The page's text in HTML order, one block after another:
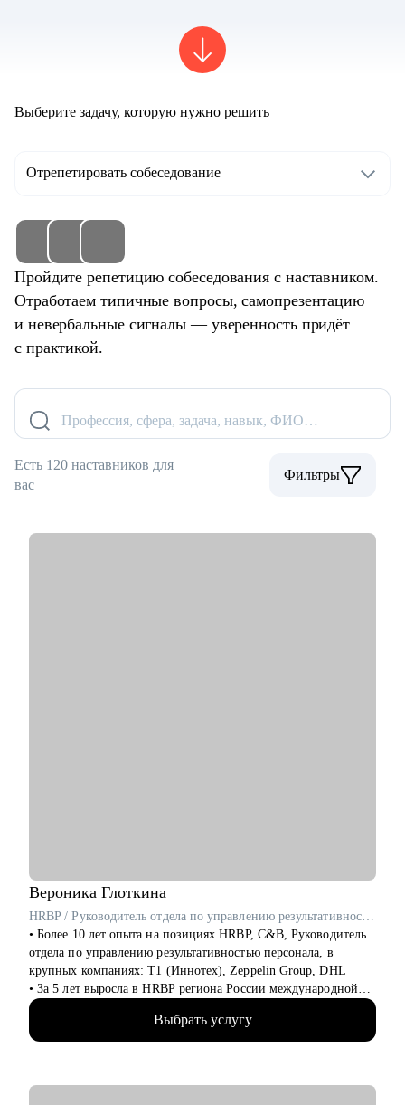
Выберите задачу, которую нужно решить
Отрепетировать собеседование
Пройдите репетицию собеседования с наставником.
Отработаем типичные вопросы, самопрезентацию
и невербальные сигналы — уверенность придёт
с практикой.
Профессия, сфера, задача, навык, ФИО…
Есть 120 наставников для
вас
Фильтры
Вероника Глоткина
HRBP / Руководитель отдела по управлению результативностью персонала / ex-T1 Иннотех, DHL, Zeppelin Group
• Более 10 лет опыта на позициях HRBP, C&B, Руководитель
отдела по управлению результативностью персонала, в
крупных компаниях: Т1 (Иннотех), Zeppelin Group, DHL
• За 5 лет выросла в HRBP региона России международной
компании
• Я знаю, какие навыки и знания необходимы для успешного
карьерного роста в продажах, ИТ и логистике
Выбрать услугу